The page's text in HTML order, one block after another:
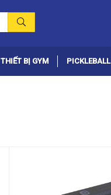
THIẾT BỊ GYM PICKLEBALL